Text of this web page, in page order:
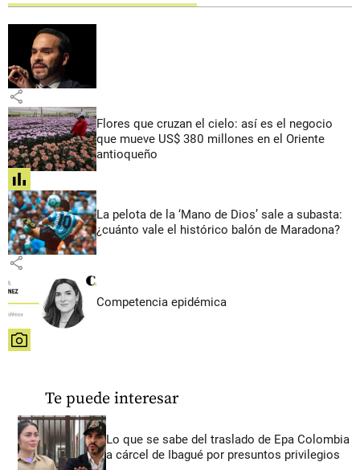
share
Flores que cruzan el cielo: así es el negocio
que mueve US$ 380 millones en el Oriente
antioqueño
share
La pelota de la ‘Mano de Dios’ sale a subasta:
¿cuánto vale el histórico balón de Maradona?
share
Competencia epidémica
share
Te puede interesar
Lo que se sabe del traslado de Epa Colombia
a cárcel de Ibagué por presuntos privilegios